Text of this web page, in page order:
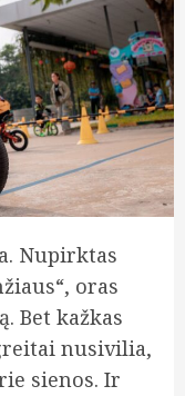
Nupirktas
oras
Bet kažkas
nusivilia,
sienos. Ir